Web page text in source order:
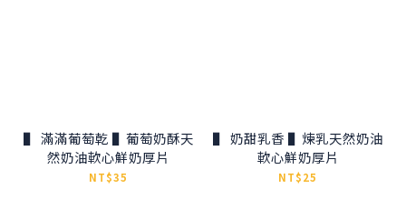
▌ 滿滿葡萄乾 ▌葡萄奶酥天
然奶油軟心鮮奶厚片
NT$35
▌ 奶甜乳香 ▌煉乳天然奶油
軟心鮮奶厚片
NT$25